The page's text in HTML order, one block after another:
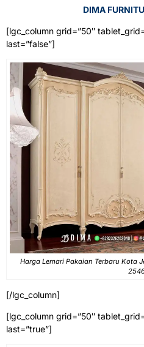
DIMA
[lgc_column grid=”50″
last=”false”]
Harga Lemari Pakaian Terbaru Kota
[/lgc_column]
[lgc_column grid=”50″
last=”true”]